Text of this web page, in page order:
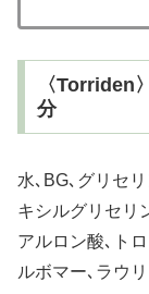
〈
分
水､BG､グリセ
キシルグリセリ
アルロン酸､ト
ルボマー､ラウ